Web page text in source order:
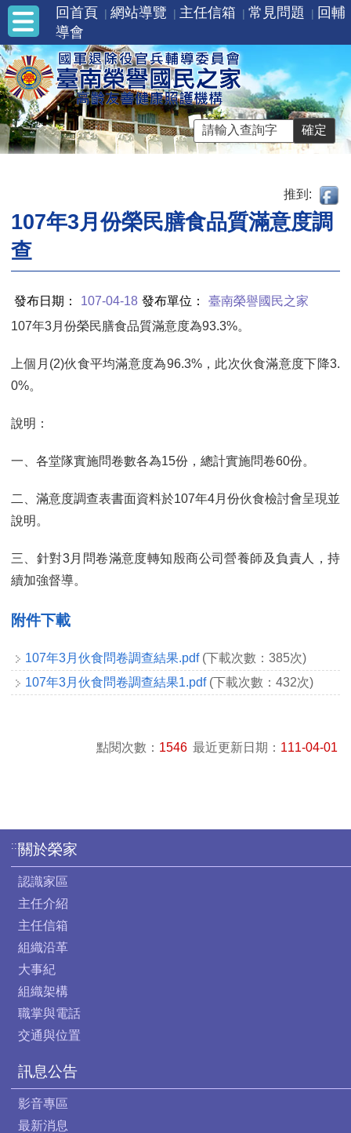
回首頁 網站導覽 主任信箱 常見問題
回輔
導會
推到:
107年3月份榮民膳食品質滿意度調
查
發布日期： 107-04-18 發布單位：
臺南榮譽國民之家
107年3月份榮民膳食品質滿意度為93.3%。
上個月(2)伙食平均滿意度為96.3%，此次伙食滿意度下降3.
0%。
說明：
一、各堂隊實施問卷數各為15份，總計實施問卷60份。
二、滿意度調查表書面資料於107年4月份伙食檢討會呈現並
說明。
三、針對3月問卷滿意度轉知殷商公司營養師及負責人，持
續加強督導。
附件下載
107年3月伙食問卷調查結果.pdf(下載次數：385次)
107年3月伙食問卷調查結果1.pdf(下載次數：432次)
點閱次數： 1546 最近更新日期： 111-04-01
:::關於榮家
認識家區
主任介紹
主任信箱
組織沿革
大事紀
組織架構
職掌與電話
交通與位置
訊息公告
影音專區
最新消息